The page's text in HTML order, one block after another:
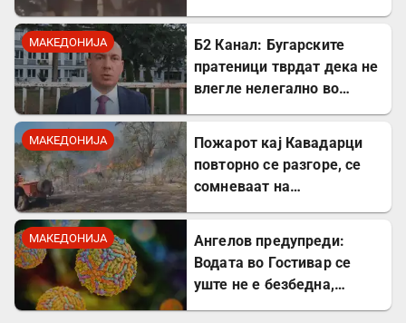
МАКЕДОНИЈА
Б2 Канал: Бугарските
пратеници тврдат дека не
влегле нелегално во
МАКЕДОНИЈА
Пожарот кај Кавадарци
повторно се разгоре, се
сомневаат на
МАКЕДОНИЈА
Ангелов предупреди:
Водата во Гостивар се
уште не е безбедна,